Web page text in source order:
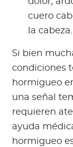
cuero
la cabeza.
Si bien
condiciones
hormigueo
una señal
requieren
ayuda
hormigueo